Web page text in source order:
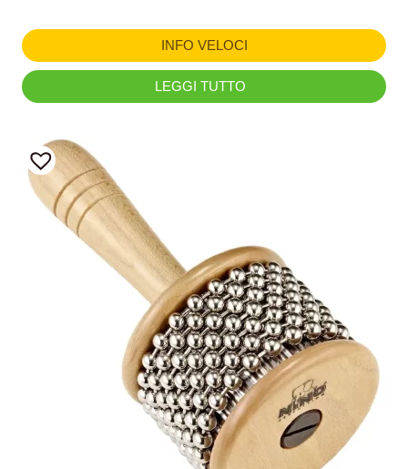
INFO VELOCI
LEGGI TUTTO